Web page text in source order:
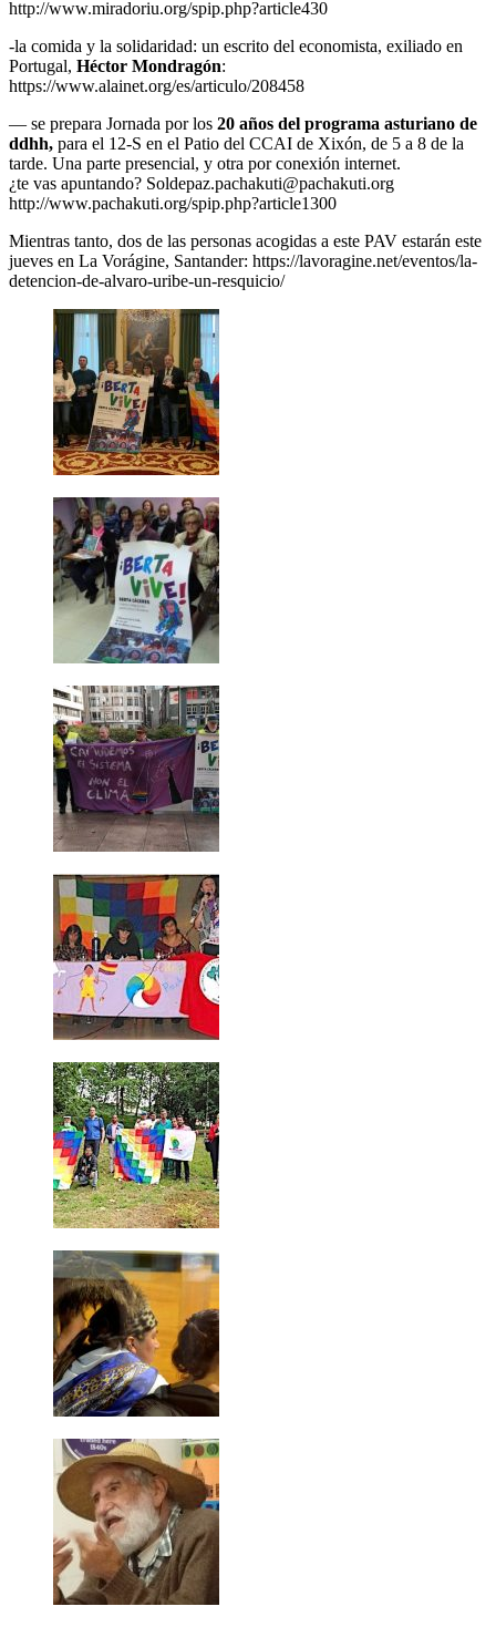
http://www.miradoriu.org/spip.php?article430
-la comida y la solidaridad: un escrito del economista, exiliado en
Portugal, Héctor Mondragón:
https://www.alainet.org/es/articulo/208458
— se prepara Jornada por los 20 años del programa asturiano de
ddhh, para el 12-S en el Patio del CCAI de Xixón, de 5 a 8 de la
tarde. Una parte presencial, y otra por conexión internet.
¿te vas apuntando? Soldepaz.pachakuti@pachakuti.org
http://www.pachakuti.org/spip.php?article1300
Mientras tanto, dos de las personas acogidas a este PAV estarán este
jueves en La Vorágine, Santander: https://lavoragine.net/eventos/la-
detencion-de-alvaro-uribe-un-resquicio/